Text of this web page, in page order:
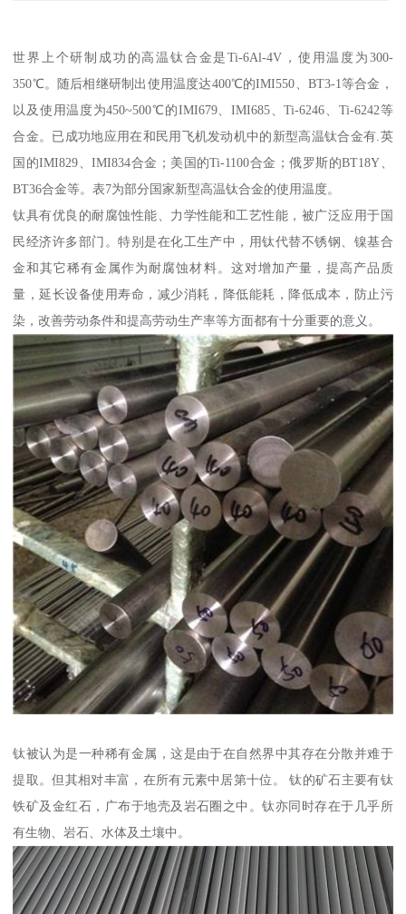
世界上个研制成功的高温钛合金是Ti-6Al-4V，使用温度为300-
350℃。随后相继研制出使用温度达400℃的IMI550、BT3-1等合金，
以及使用温度为450~500℃的IMI679、IMI685、Ti-6246、Ti-6242等
合金。已成功地应用在和民用飞机发动机中的新型高温钛合金有.英
国的IMI829、IMI834合金；美国的Ti-1100合金；俄罗斯的BT18Y、
BT36合金等。表7为部分国家新型高温钛合金的使用温度。
钛具有优良的耐腐蚀性能、力学性能和工艺性能，被广泛应用于国
民经济许多部门。特别是在化工生产中，用钛代替不锈钢、镍基合
金和其它稀有金属作为耐腐蚀材料。这对增加产量，提高产品质
量，延长设备使用寿命，减少消耗，降低能耗，降低成本，防止污
染，改善劳动条件和提高劳动生产率等方面都有十分重要的意义。
钛被认为是一种稀有金属，这是由于在自然界中其存在分散并难于
提取。但其相对丰富，在所有元素中居第十位。 钛的矿石主要有钛
铁矿及金红石，广布于地壳及岩石圈之中。钛亦同时存在于几乎所
有生物、岩石、水体及土壤中。